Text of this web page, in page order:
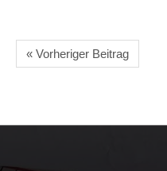
« Vorheriger Beitrag